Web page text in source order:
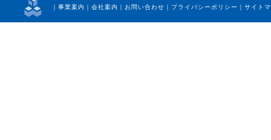
｜ 事業案内 ｜ 会社案内 ｜ お問い合わせ ｜ プライバシーポリシー ｜ サイト